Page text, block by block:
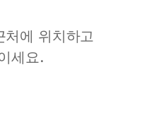
처에 위치하고
세요.